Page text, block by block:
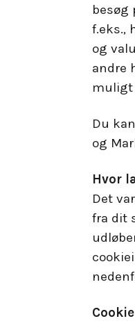
besøg
f.eks.,
og
andre
muligt
Du
og
Hvor
Det
fra dit